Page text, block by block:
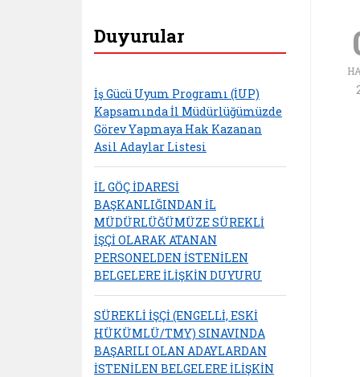
Duyurular
İş Gücü Uyum Programı (İUP)
Kapsamında İl Müdürlüğümüzde
Görev Yapmaya Hak Kazanan
Asil Adaylar Listesi
İL GÖÇ İDARESİ
BAŞKANLIĞINDAN İL
MÜDÜRLÜĞÜMÜZE SÜREKLİ
İŞÇİ OLARAK ATANAN
PERSONELDEN İSTENİLEN
BELGELERE İLİŞKİN DUYURU
SÜREKLİ İŞÇİ (ENGELLİ, ESKİ
HÜKÜMLÜ/TMY) SINAVINDA
BAŞARILI OLAN ADAYLARDAN
İSTENİLEN BELGELERE İLİŞKİN